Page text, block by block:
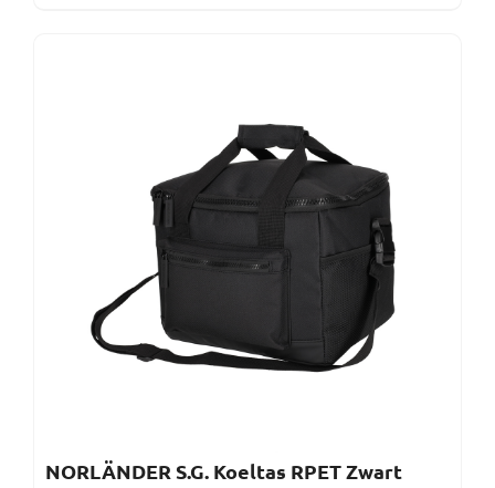
NORLÄNDER S.G. Koeltas RPET Zwart